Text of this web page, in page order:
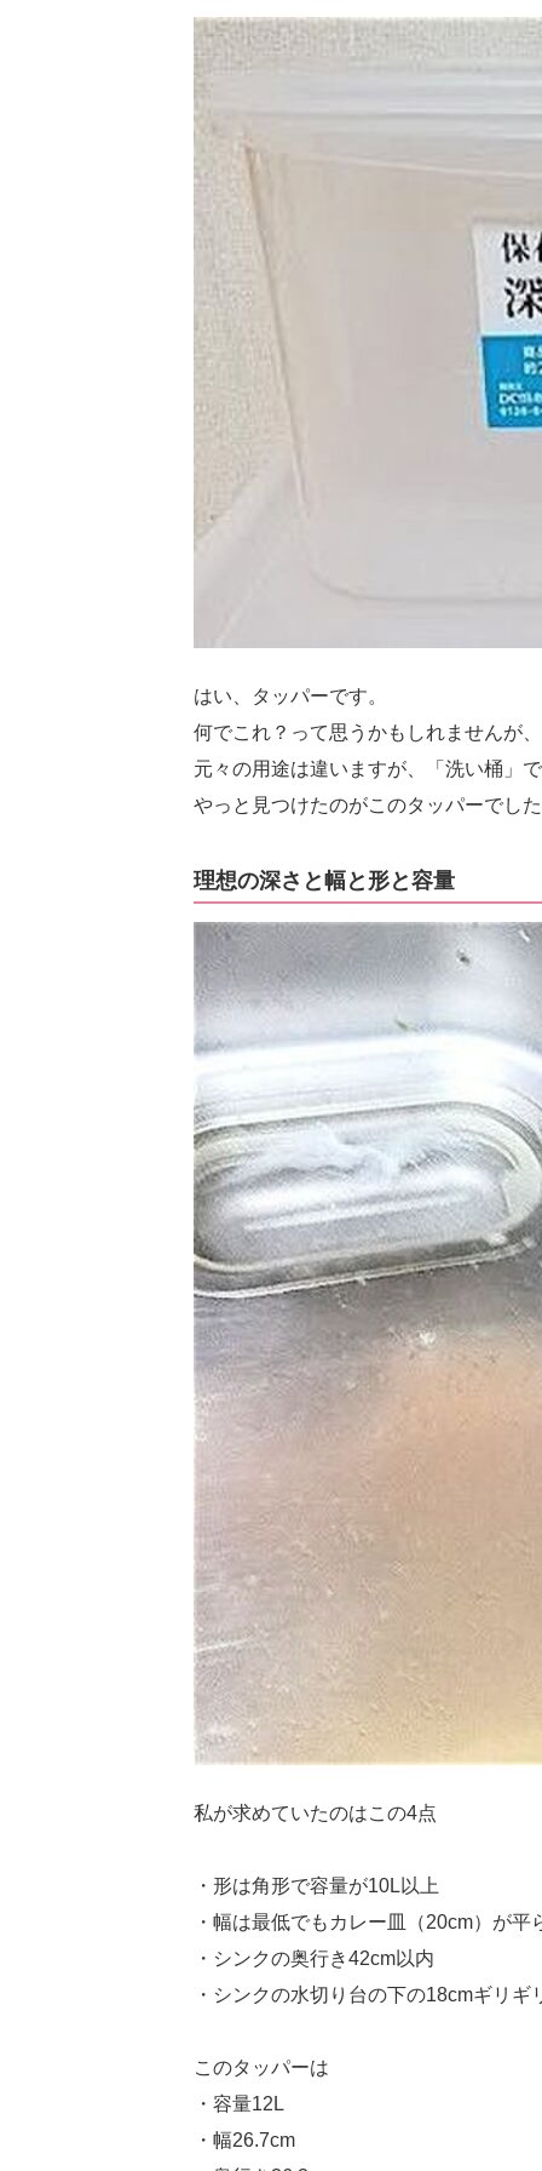
はい、タッパーです。
何でこれ？って思うかもしれませんが
元々の用途は違いますが、「洗い桶」
やっと見つけたのがこのタッパーでし
理想の深さと幅と形と容量
私が求めていたのはこの4点
・形は角形で容量が10L以上
・幅は最低でもカレー皿（20cm）が平
・シンクの奥行き42cm以内
・シンクの水切り台の下の18cmギリギ
このタッパーは
・容量12L
・幅26.7cm